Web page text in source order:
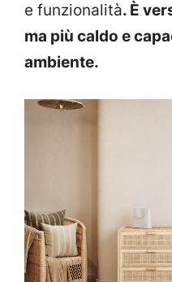
e funzionalità. È
ma più caldo e
ambiente.